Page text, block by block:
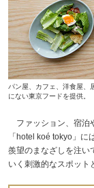
パン屋、カフェ、洋食屋、
にない東京フードを提供。
ファッション、宿泊
「hotel koé tokyo」
羨望のまなざしを注い
いく刺激的なスポット